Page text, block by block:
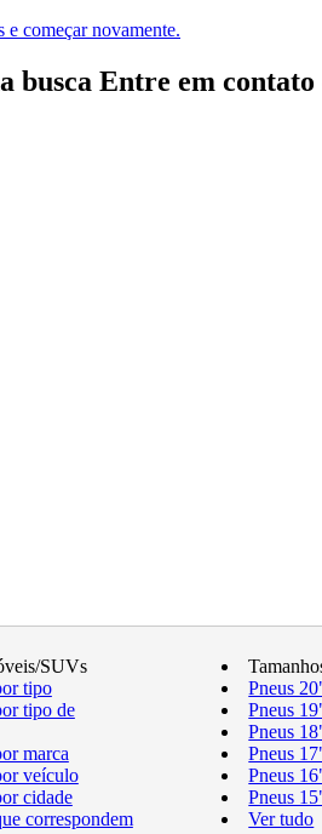
começar novamente.
busca Entre em
SUVs
tipo
tipo de
marca
veículo
cidade
correspondem
Pneus
Pneus
Pneus
Pneus
Pneus
Pneus
Ver tudo